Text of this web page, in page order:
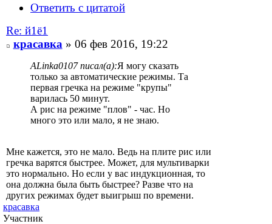
Ответить с цитатой
Re: й1ё1
красавка » 06 фев 2016, 19:22
ALinka0107 писал(а):Я могу сказать
только за автоматические режимы. Та
первая гречка на режиме "крупы"
варилась 50 минут.
А рис на режиме "плов" - час. Но
много это или мало, я не знаю.
Мне кажется, это не мало. Ведь на плите рис или
гречка варятся быстрее. Может, для мультиварки
это нормально. Но если у вас индукционная, то
она должна была быть быстрее? Разве что на
других режимах будет выигрыш по времени.
красавка
Участник